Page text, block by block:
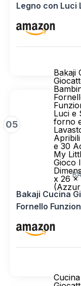
Legno con Luci
Forno,
con Piano
05
Bakaji
Luci e
forno
e 30
My
Gioco
x 26 x
Bakaji Cucina
Fornello
Lavastoviglie
Little Chef
Cucina